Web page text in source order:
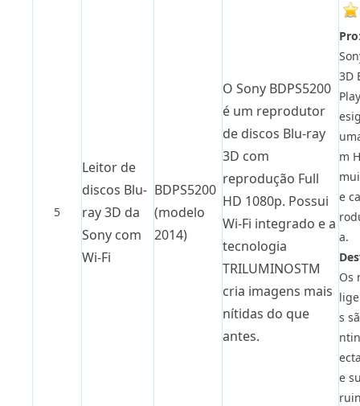
5
Leitor de
discos Blu-
ray 3D da
Sony com
Wi-Fi
BDPS5200
(modelo
2014)
O Sony BDPS5200
é um reprodutor
de discos Blu-ray
3D com
reprodução Full
HD 1080p. Possui
Wi-Fi integrado e a
tecnologia
TRILUMINOSTM
cria imagens mais
nítidas do que
antes.
Pro
3D
m
e
a.
Os
s
e